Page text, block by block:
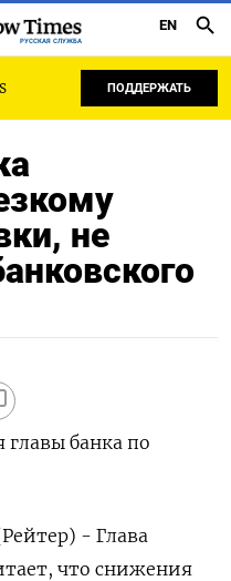
РУССКАЯ СЛУЖБА
EN
ПОДДЕРЖАТЬ
не
банка по
- Глава
что снижения